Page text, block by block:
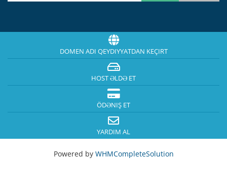
DOMEN ADI QEYDIYYATDAN KEÇIRT
HOST ƏLDƏ ET
ÖDƏNIŞ ET
YARDIM AL
Powered by WHMCompleteSolution